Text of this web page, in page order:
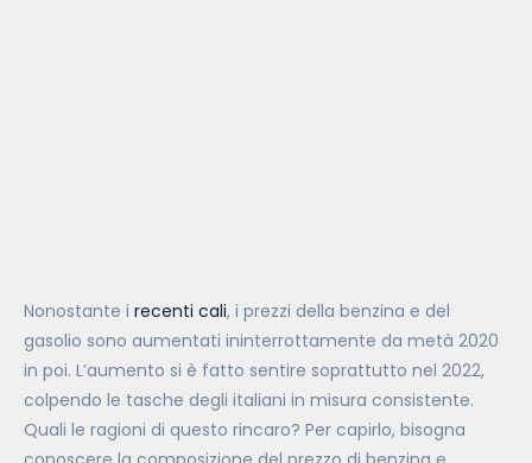
Nonostante i recenti cali, i prezzi della benzina e del
gasolio sono aumentati ininterrottamente da metà 2020
in poi. L’aumento si è fatto sentire soprattutto nel 2022,
colpendo le tasche degli italiani in misura consistente.
Quali le ragioni di questo rincaro? Per capirlo, bisogna